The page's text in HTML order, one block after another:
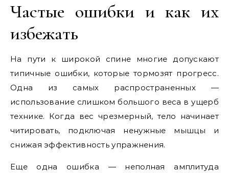
Частые ошибки и как их
избежать
На пути к широкой спине многие допускают
типичные ошибки, которые тормозят прогресс.
Одна из самых распространенных —
использование слишком большого веса в ущерб
технике. Когда вес чрезмерный, тело начинает
читировать, подключая ненужные мышцы и
снижая эффективность упражнения.
Еще одна ошибка — неполная амплитуда